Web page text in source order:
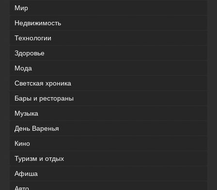
Мир
Недвижимость
Технологии
Здоровье
Мода
Светская хроника
Бары и рестораны
Музыка
День Варенья
Кино
Туризм и отдых
Афиша
Авто